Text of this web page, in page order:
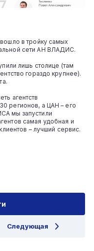
в тройку самых
сети АН ВЛАДИС.
лишь столице (там
гораздо крупнее).
агентств
регионов, а ЦАН – его
мы запустили
самая удобная и
– лучший сервис.
Следующая